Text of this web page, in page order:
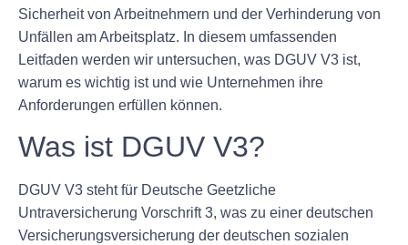
Sicherheit von Arbeitnehmern und der Verhinderung von
Unfällen am Arbeitsplatz. In diesem umfassenden
Leitfaden werden wir untersuchen, was DGUV V3 ist,
warum es wichtig ist und wie Unternehmen ihre
Anforderungen erfüllen können.
Was ist DGUV V3?
DGUV V3 steht für Deutsche Geetzliche
Untraversicherung Vorschrift 3, was zu einer deutschen
Versicherungsversicherung der deutschen sozialen